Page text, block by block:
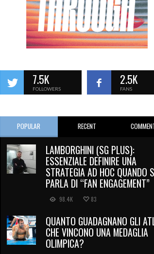
7.5K
FOLLOWERS
2.5K
FANS
POPULAR RECENT
LAMBORGHINI (SG PLUS):
ESSENZIALE DEFINIRE UNA
STRATEGIA AD HOC QUANDO
PARLA DI “FAN ENGAGEMENT”
98.4K 83
QUANTO GUADAGNANO GLI
CHE VINCONO UNA MEDAGLIA
OLIMPICA?